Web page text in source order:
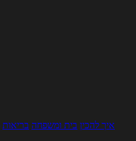
איך להכין בית ומשפחה בריאות